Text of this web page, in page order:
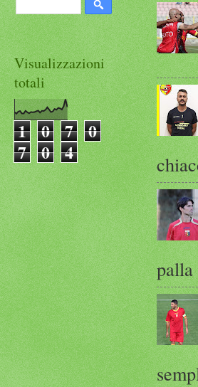
Visualizzazioni
totali
1 0 7 0
7 0 4